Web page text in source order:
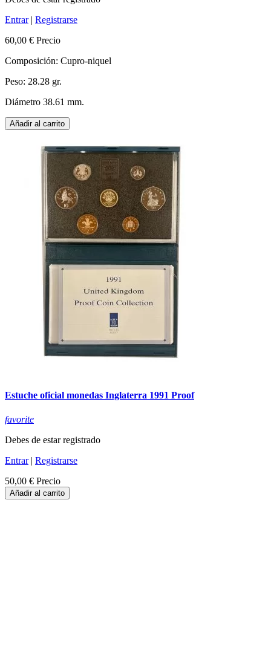
Entrar| Registrarse
60,00 € Precio
Composición: Cupro-niquel
Peso: 28.28 gr.
Diámetro 38.61 mm.
Añadir al carrito
Estuche oficial monedas Inglaterra 1991 Proof
favorite
Debes de estar registrado
Entrar| Registrarse
50,00 € Precio
Añadir al carrito